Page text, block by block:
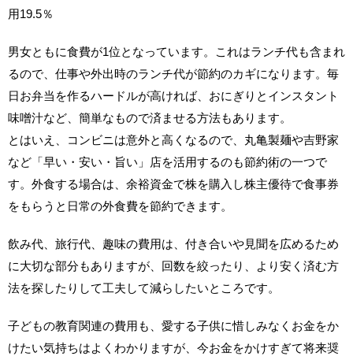
用19.5％
男女ともに食費が1位となっています。これはランチ代も含まれ
るので、仕事や外出時のランチ代が節約のカギになります。毎
日お弁当を作るハードルが高ければ、おにぎりとインスタント
味噌汁など、簡単なもので済ませる方法もあります。
とはいえ、コンビニは意外と高くなるので、丸亀製麺や吉野家
など「早い・安い・旨い」店を活用するのも節約術の一つで
す。外食する場合は、余裕資金で株を購入し株主優待で食事券
をもらうと日常の外食費を節約できます。
飲み代、旅行代、趣味の費用は、付き合いや見聞を広めるため
に大切な部分もありますが、回数を絞ったり、より安く済む方
法を探したりして工夫して減らしたいところです。
子どもの教育関連の費用も、愛する子供に惜しみなくお金をか
けたい気持ちはよくわかりますが、今お金をかけすぎて将来奨